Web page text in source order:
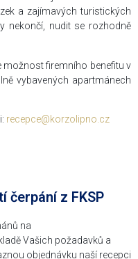
a zajímavých turistických
nekončí, nudit se rozhodně
možnost firemního benefitu v
vybavených apartmánech
recepce@korzolipno.cz
čerpání z FKSP
na
Vašich požadavků a
objednávku naší recepci